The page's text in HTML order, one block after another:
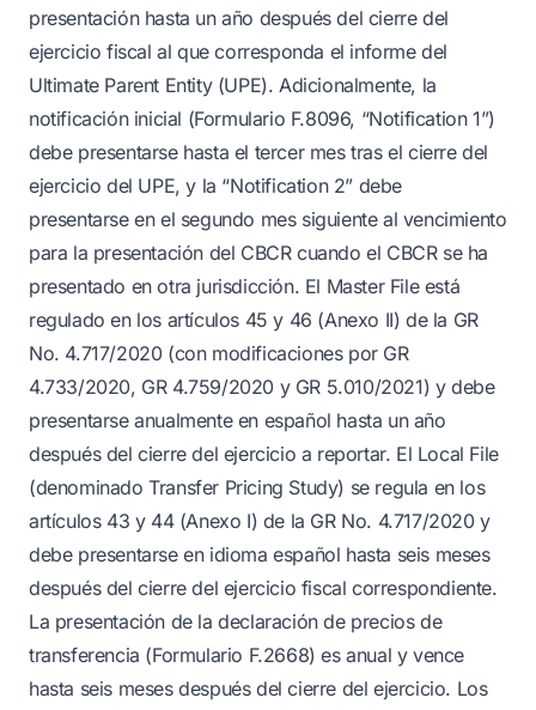
presentación hasta un año después del cierre del
ejercicio fiscal al que corresponda el informe del
Ultimate Parent Entity (UPE). Adicionalmente, la
notificación inicial (Formulario F.8096, “Notification 1”)
debe presentarse hasta el tercer mes tras el cierre del
ejercicio del UPE, y la “Notification 2” debe
presentarse en el segundo mes siguiente al vencimiento
para la presentación del CBCR cuando el CBCR se ha
presentado en otra jurisdicción. El Master File está
regulado en los artículos 45 y 46 (Anexo II) de la GR
No. 4.717/2020 (con modificaciones por GR
4.733/2020, GR 4.759/2020 y GR 5.010/2021) y debe
presentarse anualmente en español hasta un año
después del cierre del ejercicio a reportar. El Local File
(denominado Transfer Pricing Study) se regula en los
artículos 43 y 44 (Anexo I) de la GR No. 4.717/2020 y
debe presentarse en idioma español hasta seis meses
después del cierre del ejercicio fiscal correspondiente.
La presentación de la declaración de precios de
transferencia (Formulario F.2668) es anual y vence
hasta seis meses después del cierre del ejercicio. Los